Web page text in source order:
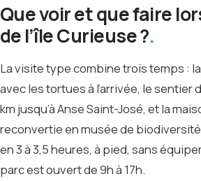
Que voir et que faire
de l’île Curieuse ?
La visite type combine trois temps :
avec les tortues à l’arrivée, le sentier
km jusqu’à Anse Saint-José, et la
reconvertie en musée de
en 3 à 3,5 heures, à pied, sans
parc est ouvert de 9h à 17h.